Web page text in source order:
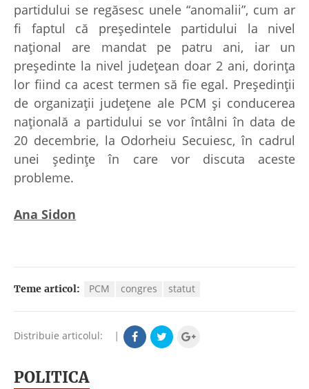
partidului se regăsesc unele “anomalii”, cum ar
fi faptul că preşedintele partidului la nivel
naţional are mandat pe patru ani, iar un
preşedinte la nivel judeţean doar 2 ani, dorinţa
lor fiind ca acest termen să fie egal. Preşedinţii
de organizaţii judeţene ale PCM şi conducerea
naţională a partidului se vor întâlni în data de
20 decembrie, la Odorheiu Secuiesc, în cadrul
unei şedinţe în care vor discuta aceste
probleme.
Ana Sidon
Teme articol: PCM congres statut
Distribuie articolul: |
POLITICA